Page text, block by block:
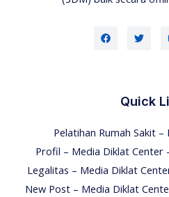
Quick
Pelatihan Rumah Sakit
Profil – Media Diklat Center
Legalitas – Media Diklat
New Post – Media Diklat